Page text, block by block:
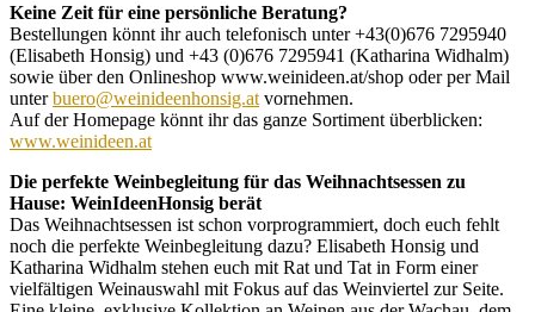
Keine Zeit für eine persönliche Beratung?
Bestellungen könnt ihr auch telefonisch unter +43(0)676 7295940
(Elisabeth Honsig) und +43 (0)676 7295941 (Katharina Widhalm)
sowie über den Onlineshop www.weinideen.at/shop oder per Mail
unterbuero@weinideenhonsig.at vornehmen.
Auf der Homepage könnt ihr das ganze Sortiment überblicken:
www.weinideen.at
Die perfekte Weinbegleitung für das Weihnachtsessen zu
Hause: WeinIdeenHonsig berät
Das Weihnachtsessen ist schon vorprogrammiert, doch euch fehlt
noch die perfekte Weinbegleitung dazu? Elisabeth Honsig und
Katharina Widhalm stehen euch mit Rat und Tat in Form einer
vielfältigen Weinauswahl mit Fokus auf das Weinviertel zur Seite.